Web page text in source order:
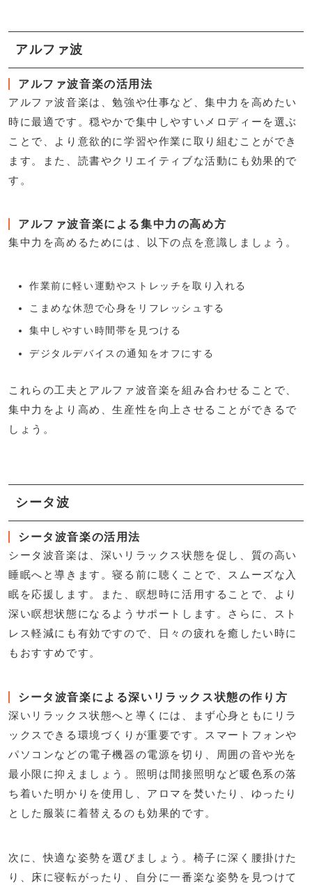
アルファ波
アルファ波音楽の活用法
アルファ波音楽は、勉強や仕事など、集中力を高めたい
時に最適です。穏やかで集中しやすいメロディーを選ぶ
ことで、より意欲的に学習や作業に取り組むことができ
ます。また、読書やクリエイティブな活動にも効果的で
す。
アルファ波音楽による集中力の高め方
集中力を高めるためには、以下の点を意識しましょう。
作業前に軽い運動やストレッチを取り入れる
こまめな休憩で心身をリフレッシュする
集中しやすい時間帯を見つける
デジタルデバイスの通知をオフにする
これらの工夫とアルファ波音楽を組み合わせることで、
集中力をより高め、生産性を向上させることができるで
しょう。
シータ波
シータ波音楽の活用法
シータ波音楽は、深いリラックス状態を促し、質の高い
睡眠へと導きます。寝る前に聴くことで、スムーズな入
眠を応援します。また、瞑想時に活用することで、より
深い瞑想状態になるようサポートします。さらに、スト
レス軽減にも有効ですので、日々の疲れを癒したい時に
もおすすめです。
シータ波音楽による深いリラックス状態の作り方
深いリラックス状態へと導くには、まず心身ともにリラ
ックスできる環境づくりが重要です。スマートフォンや
パソコンなどの電子機器の電源を切り、周囲の音や光を
最小限に抑えましょう。照明は間接照明など暖色系の落
ち着いた明かりを使用し、アロマを焚いたり、ゆったり
とした服装に着替えるのも効果的です。
次に、快適な姿勢を選びましょう。椅子に深く腰掛けた
り、床に寝転がったり、自分に一番楽な姿勢を見つけて